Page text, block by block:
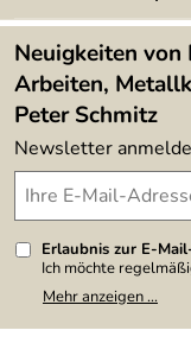
Lieferbedingungen
4,9/5
Neuigkeiten von
Arbeiten,
Peter Schmitz
Newsletter
Erlaubnis zur E-
Ich möchte
Meine E-Mail-
weitergegeben. Zu
Mehr anzeigen ...